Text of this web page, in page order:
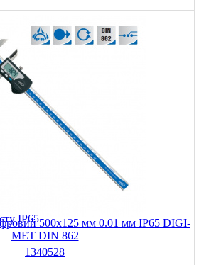
500х125 мм 0.01 мм IP65 DIGI-
MET DIN 862
1340528